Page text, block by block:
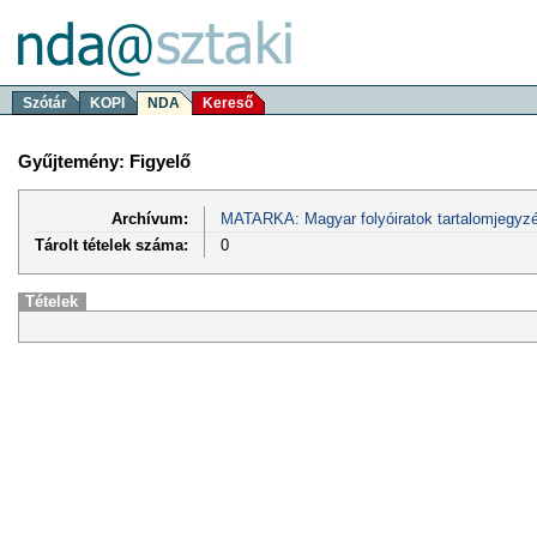
Szótár KOPI NDA Kereső
Gyűjtemény: Figyelő
Archívum:
MATARKA: Magyar folyóiratok
Tárolt tételek száma:
0
Tételek